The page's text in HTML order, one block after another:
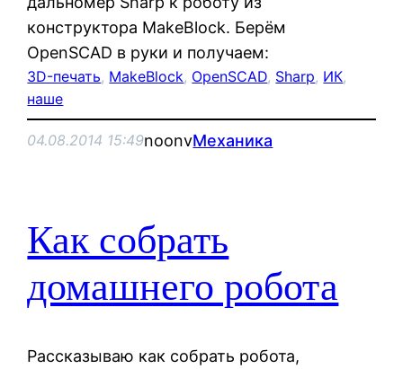
конструктора MakeBlock. Берём
OpenSCAD в руки и получаем:
3D-печать, MakeBlock, OpenSCAD, Sharp, ИК
наше
04.08.2014 15:49noonvМеханика
Как собрать
домашнего робота
Рассказываю как собрать робота,